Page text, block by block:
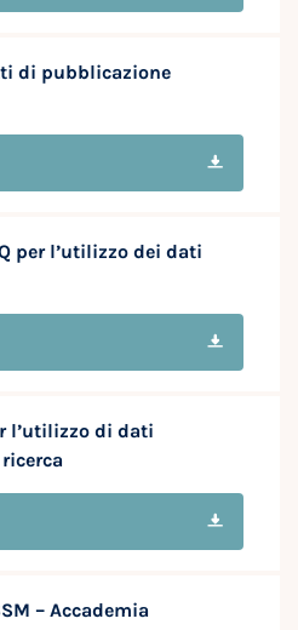
di pubblicazione
per l’utilizzo dei dati
l’utilizzo di dati
– Accademia